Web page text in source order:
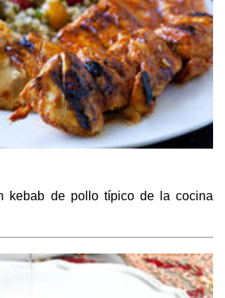
kebab de pollo típico de la cocina